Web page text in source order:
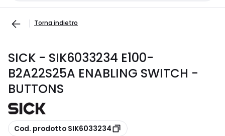
Torna indietro
SICK - SIK6033234 E100-
B2A22S25A ENABLING SWITCH -
BUTTONS
copia
Cod. prodotto SIK6033234